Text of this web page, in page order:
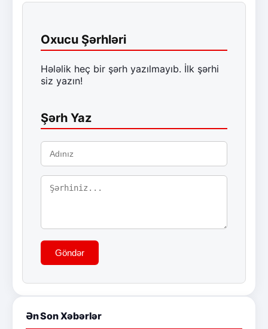
Oxucu Şərhləri
Hələlik heç bir şərh yazılmayıb. İlk şərhi
siz yazın!
Şərh Yaz
Göndər
Ən Son Xəbərlər